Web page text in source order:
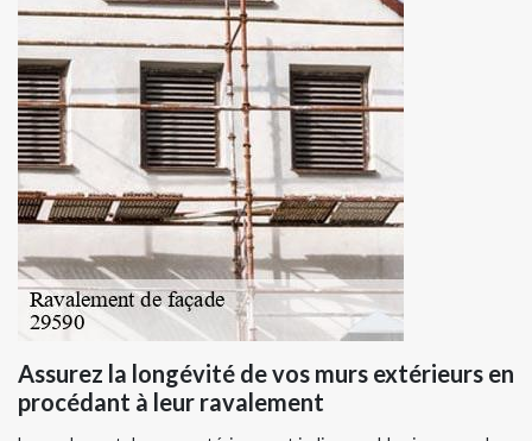
Assurez la longévité de vos murs extérieurs en
procédant à leur ravalement